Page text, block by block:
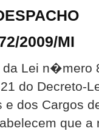
2009/MI
Lei n�mero
do Decreto-
e dos Cargos
que